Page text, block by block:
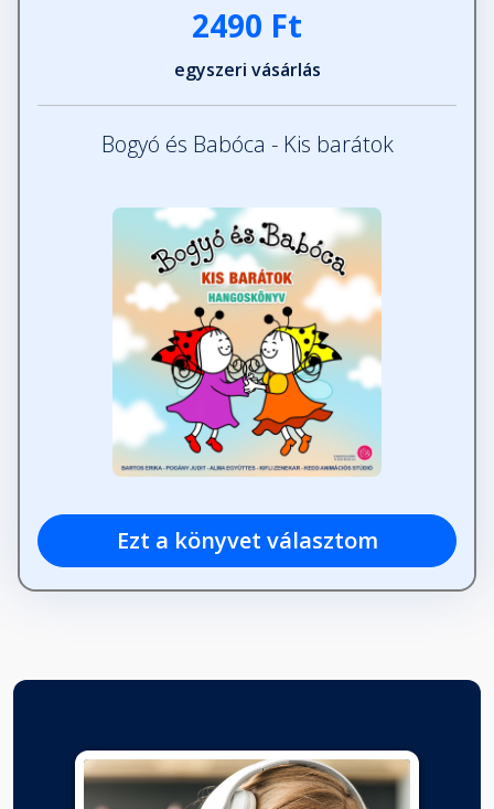
2490 Ft
egyszeri vásárlás
Bogyó és Babóca - Kis barátok
Ezt a könyvet választom